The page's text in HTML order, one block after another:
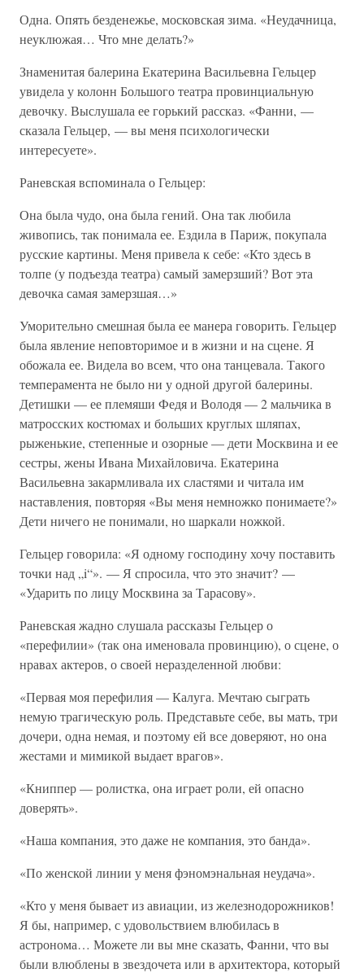
Одна. Опять безденежье, московская зима. «Неудачница,
неуклюжая… Что мне делать?»
Знаменитая балерина Екатерина Васильевна Гельцер
увидела у колонн Большого театра провинциальную
девочку. Выслушала ее горький рассказ. «Фанни, —
сказала Гельцер, — вы меня психологически
интересуете».
Раневская вспоминала о Гельцер:
Она была чудо, она была гений. Она так любила
живопись, так понимала ее. Ездила в Париж, покупала
русские картины. Меня привела к себе: «Кто здесь в
толпе (у подъезда театра) самый замерзший? Вот эта
девочка самая замерзшая…»
Уморительно смешная была ее манера говорить. Гельцер
была явление неповторимое и в жизни и на сцене. Я
обожала ее. Видела во всем, что она танцевала. Такого
темперамента не было ни у одной другой балерины.
Детишки — ее племяши Федя и Володя — 2 мальчика в
матросских костюмах и больших круглых шляпах,
рыженькие, степенные и озорные — дети Москвина и ее
сестры, жены Ивана Михайловича. Екатерина
Васильевна закармливала их сластями и читала им
наставления, повторяя «Вы меня немножко понимаете?»
Дети ничего не понимали, но шаркали ножкой.
Гельцер говорила: «Я одному господину хочу поставить
точки над „i“». — Я спросила, что это значит? —
«Ударить по лицу Москвина за Тарасову».
Раневская жадно слушала рассказы Гельцер о
«перефилии» (так она именовала провинцию), о сцене, о
нравах актеров, о своей неразделенной любви:
«Первая моя перефилия — Калуга. Мечтаю сыграть
немую трагическую роль. Представьте себе, вы мать, три
дочери, одна немая, и поэтому ей все доверяют, но она
жестами и мимикой выдает врагов».
«Книппер — ролистка, она играет роли, ей опасно
доверять».
«Наша компания, это даже не компания, это банда».
«По женской линии у меня фэномэнальная неудача».
«Кто у меня бывает из авиации, из железнодорожников!
Я бы, например, с удовольствием влюбилась в
астронома… Можете ли вы мне сказать, Фанни, что вы
были влюблены в звездочета или в архитектора, который